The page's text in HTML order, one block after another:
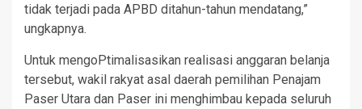
tidak terjadi pada APBD ditahun-tahun mendatang,”
ungkapnya.
Untuk mengoPtimalisasikan realisasi anggaran belanja
tersebut, wakil rakyat asal daerah pemilihan Penajam
Paser Utara dan Paser ini menghimbau kepada seluruh